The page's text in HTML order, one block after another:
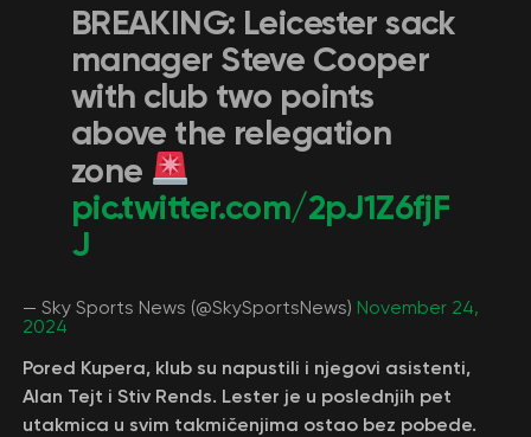
BREAKING: Leicester sack
manager Steve Cooper
with club two points
above the relegation
zone
pic.twitter.com/2pJ1Z6fjF
J
— Sky Sports News (@SkySportsNews) November 24,
2024
Pored Kupera, klub su napustili i njegovi asistenti,
Alan Tejt i Stiv Rends. Lester je u poslednjih pet
utakmica u svim takmičenjima ostao bez pobede.